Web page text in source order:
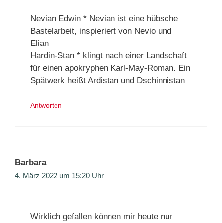
Nevian Edwin * Nevian ist eine hübsche
Bastelarbeit, inspieriert von Nevio und
Elian
Hardin-Stan * klingt nach einer Landschaft
für einen apokryphen Karl-May-Roman. Ein
Spätwerk heißt Ardistan und Dschinnistan
Antworten
Barbara
4. März 2022 um 15:20 Uhr
Wirklich gefallen können mir heute nur